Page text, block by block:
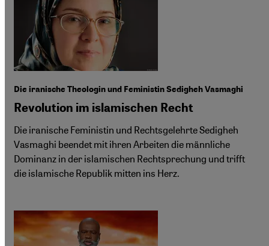
Die iranische Theologin und Feministin Sedigheh Vasmaghi
Revolution im islamischen Recht
Die iranische Feministin und Rechtsgelehrte Sedigheh
Vasmaghi beendet mit ihren Arbeiten die männliche
Dominanz in der islamischen Rechtsprechung und trifft
die islamische Republik mitten ins Herz.